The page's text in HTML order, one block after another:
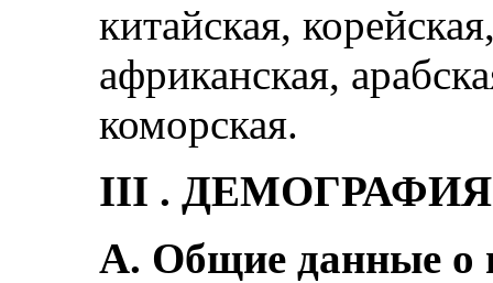
китайская,
африканская,
коморская.
III . ДЕМОГРАФИЯ
А. Общие данные о